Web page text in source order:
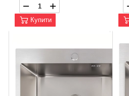
Купити